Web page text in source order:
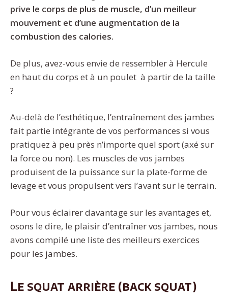
prive le corps de plus de muscle, d’un meilleur
mouvement et d’une augmentation de la
combustion des calories.
De plus, avez-vous envie de ressembler à Hercule
en haut du corps et à un poulet à partir de la taille
?
Au-delà de l’esthétique, l’entraînement des jambes
fait partie intégrante de vos performances si vous
pratiquez à peu près n’importe quel sport (axé sur
la force ou non). Les muscles de vos jambes
produisent de la puissance sur la plate-forme de
levage et vous propulsent vers l’avant sur le terrain.
Pour vous éclairer davantage sur les avantages et,
osons le dire, le plaisir d’entraîner vos jambes, nous
avons compilé une liste des meilleurs exercices
pour les jambes.
Le squat arrière (back squat)